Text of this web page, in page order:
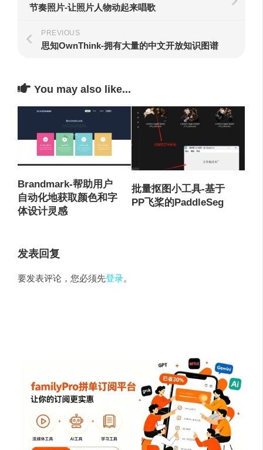
节奏照片-让照片人物动起来唱歌
PREVIOUS
思知OwnThink-拥有大量的中文开放知识图谱
You may also like...
Brandmark-帮助用户
自动化地获取颜色和字
体设计灵感
批量抠图小工具-基于
PP飞桨的PaddleSeg
发表回复
要发表评论，您必须先登录。